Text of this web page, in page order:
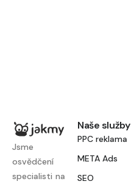
Jsme
osvědčení
specialisti na
Naše služby
PPC reklama
META Ads
SEO